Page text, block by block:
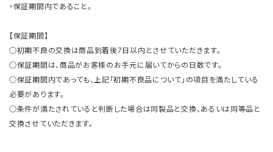
・保証期間内であること。
【保証期間】
○初期不良の交換は商品到着後7日以内とさせていただきます。
○保証期間は、商品がお客様のお手元に届いてからの日数です。
○保証期間内であっても、上記「初期不良品について」の項目を満たしている
必要があります。
○条件が満たされていると判断した場合は同製品と交換、あるいは同等品と
交換させていただきます。